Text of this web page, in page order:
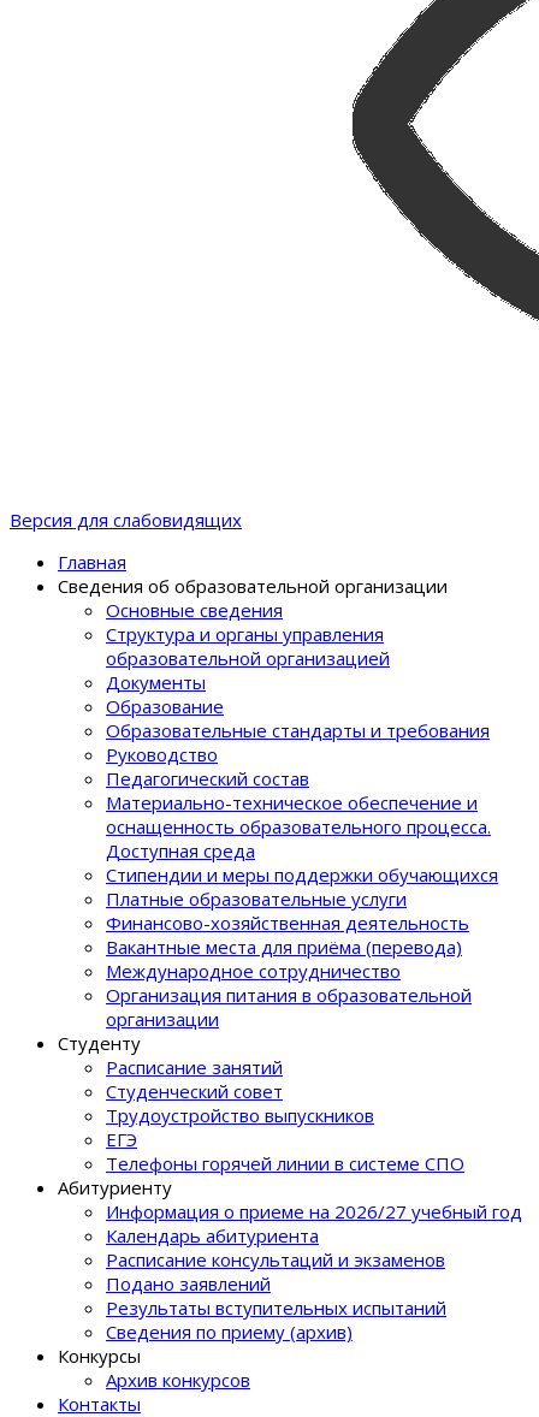
Версия для слабовидящих
Главная
Сведения об образовательной организации
Основные сведения
Структура и органы управления
образовательной организацией
Документы
Образование
Образовательные стандарты и требования
Руководство
Педагогический состав
Материально-техническое обеспечение и
оснащенность образовательного процеcса.
Доступная среда
Стипендии и меры поддержки обучающихся
Платные образовательные услуги
Финансово-хозяйственная деятельность
Вакантные места для приёма (перевода)
Международное сотрудничество
Организация питания в образовательной
организации
Студенту
Расписание занятий
Студенческий совет
Трудоустройство выпускников
ЕГЭ
Телефоны горячей линии в системе СПО
Абитуриенту
Информация о приеме на 2026/27 учебный год
Календарь абитуриента
Расписание консультаций и экзаменов
Подано заявлений
Результаты вступительных испытаний
Сведения по приему (архив)
Конкурсы
Архив конкурсов
Контакты